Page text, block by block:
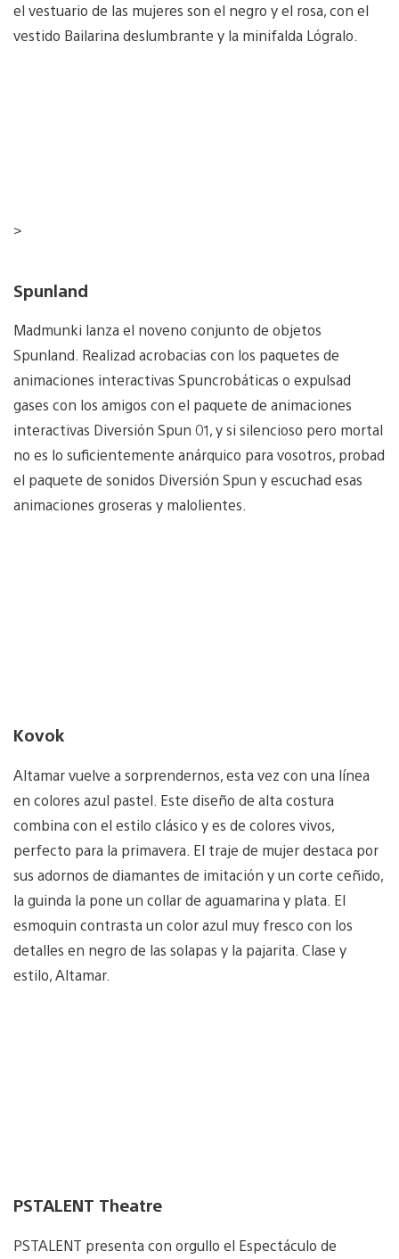
el vestuario de las mujeres son el negro y el rosa, con el
vestido Bailarina deslumbrante y la minifalda Lógralo.
>
Spunland
Madmunki lanza el noveno conjunto de objetos
Spunland. Realizad acrobacias con los paquetes de
animaciones interactivas Spuncrobáticas o expulsad
gases con los amigos con el paquete de animaciones
interactivas Diversión Spun 01, y si silencioso pero mortal
no es lo suficientemente anárquico para vosotros, probad
el paquete de sonidos Diversión Spun y escuchad esas
animaciones groseras y malolientes.
Kovok
Altamar vuelve a sorprendernos, esta vez con una línea
en colores azul pastel. Este diseño de alta costura
combina con el estilo clásico y es de colores vivos,
perfecto para la primavera. El traje de mujer destaca por
sus adornos de diamantes de imitación y un corte ceñido,
la guinda la pone un collar de aguamarina y plata. El
esmoquin contrasta un color azul muy fresco con los
detalles en negro de las solapas y la pajarita. Clase y
estilo, Altamar.
PSTALENT Theatre
PSTALENT presenta con orgullo el Espectáculo de